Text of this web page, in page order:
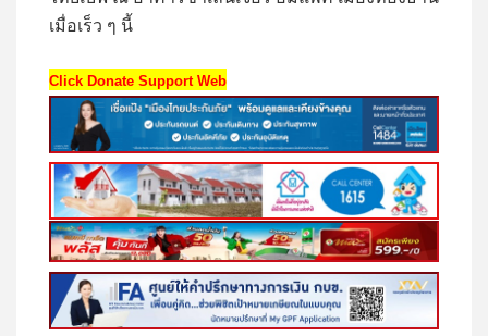
เมื่อเร็ว ๆ นี้
Click Donate Support Web